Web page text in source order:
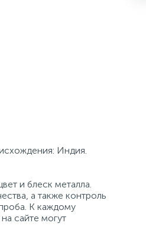
Индия.
и блеск металла.
а также контроль
К каждому
сайте могут